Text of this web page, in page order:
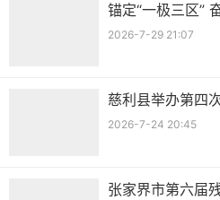
锚定“一极三区”
2026-7-29 21:07
慈利县举办第四
2026-7-24 20:45
张家界市第六届